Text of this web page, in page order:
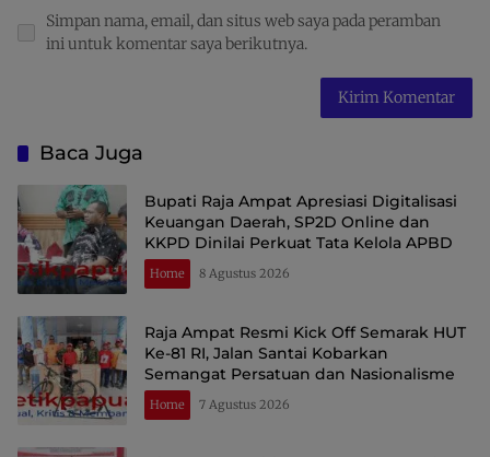
Simpan nama, email, dan situs web saya pada peramban
ini untuk komentar saya berikutnya.
Baca Juga
Bupati Raja Ampat Apresiasi Digitalisasi
Keuangan Daerah, SP2D Online dan
KKPD Dinilai Perkuat Tata Kelola APBD
Home 8 Agustus 2026
Raja Ampat Resmi Kick Off Semarak HUT
Ke-81 RI, Jalan Santai Kobarkan
Semangat Persatuan dan Nasionalisme
Home 7 Agustus 2026